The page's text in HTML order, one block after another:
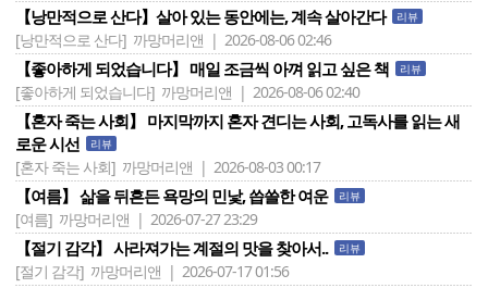
【낭만적으로 산다】살아 있는 동안에는, 계속 살아간다 리뷰
[낭만적으로 산다] 까망머리앤 | 2026-08-06 02:46
【좋아하게 되었습니다】 매일 조금씩 아껴 읽고 싶은 책 리뷰
[좋아하게 되었습니다] 까망머리앤 | 2026-08-06 02:40
【혼자 죽는 사회】 마지막까지 혼자 견디는 사회, 고독사를 읽는 새
로운 시선
리뷰
[혼자 죽는 사회] 까망머리앤 | 2026-08-03 00:17
【여름】 삶을 뒤흔든 욕망의 민낯, 씁쓸한 여운 리뷰
[여름] 까망머리앤 | 2026-07-27 23:29
【절기 감각】 사라져가는 계절의 맛을 찾아서.. 리뷰
[절기 감각] 까망머리앤 | 2026-07-17 01:56